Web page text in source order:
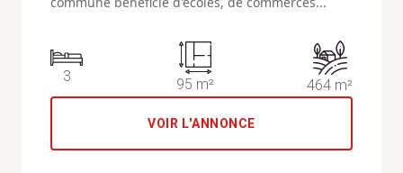
3 95 m² 464 m²
VOIR L'ANNONCE